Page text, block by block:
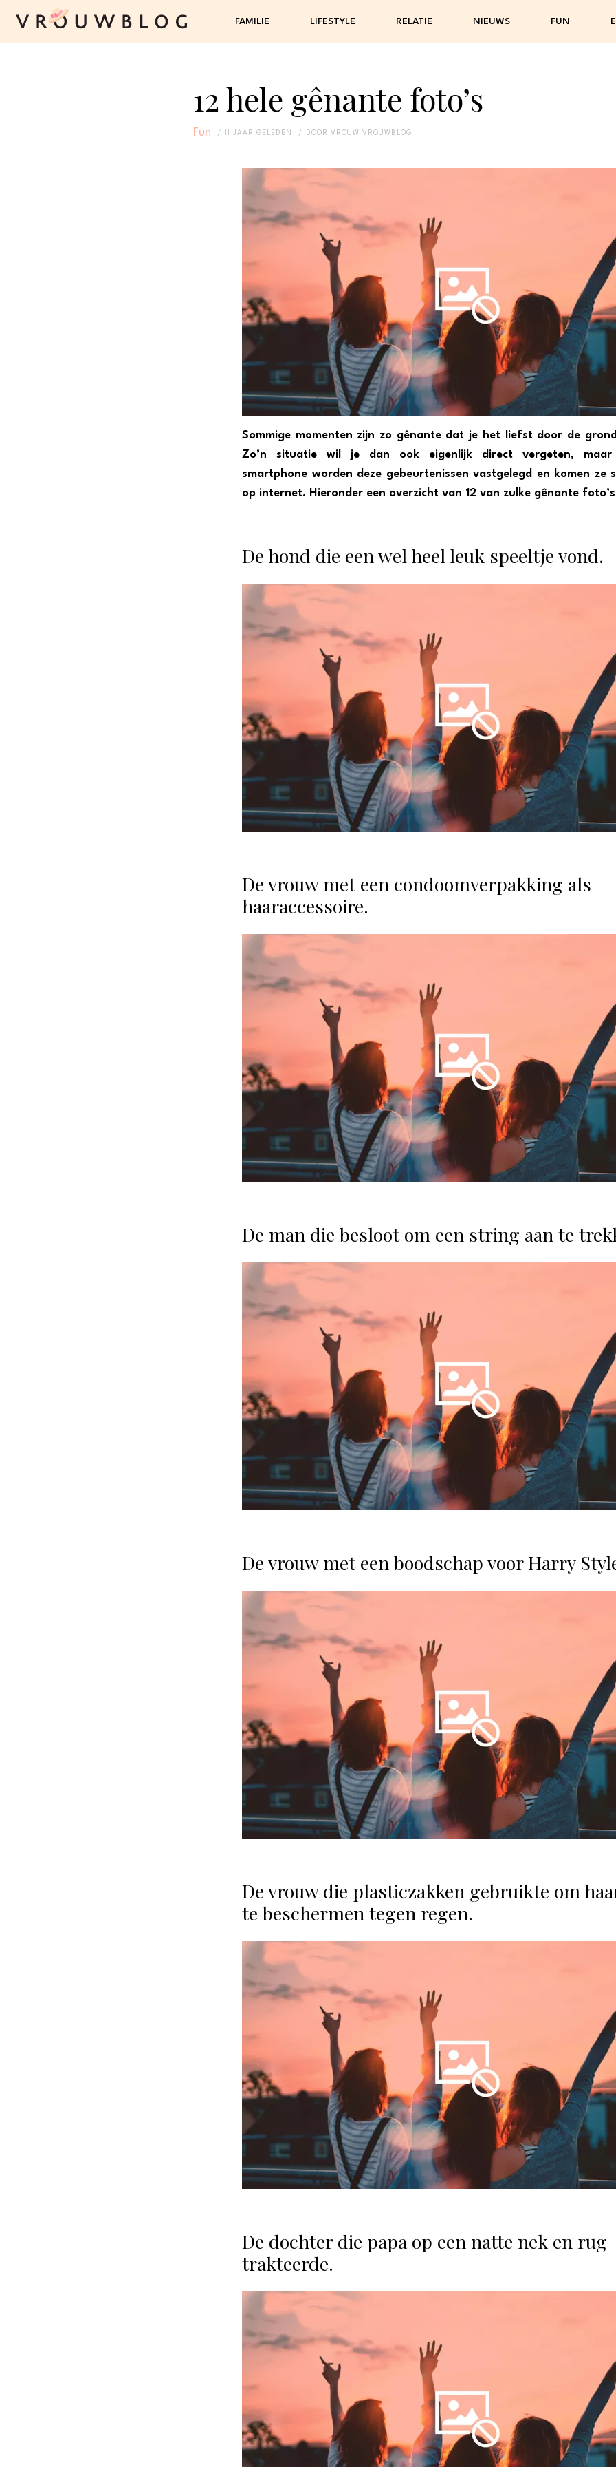
FAMILIE LIFESTYLE RELATIE NIEUWS FUN
12 hele gênante foto’s
Fun 11 JAAR GELEDEN DOOR VROUW VROUWBLOG
Sommige momenten zijn zo gênante dat je het liefst door de
Zo’n situatie wil je dan ook eigenlijk direct vergeten,
smartphone worden deze gebeurtenissen vastgelegd en komen ze
op internet. Hieronder een overzicht van 12 van zulke gênante
De hond die een wel heel leuk speeltje vond.
De vrouw met een condoomverpakking als
haaraccessoire.
De man die besloot om een string aan te
De vrouw met een boodschap voor Harry
De vrouw die plasticzakken gebruikte om
te beschermen tegen regen.
De dochter die papa op een natte nek en rug
trakteerde.